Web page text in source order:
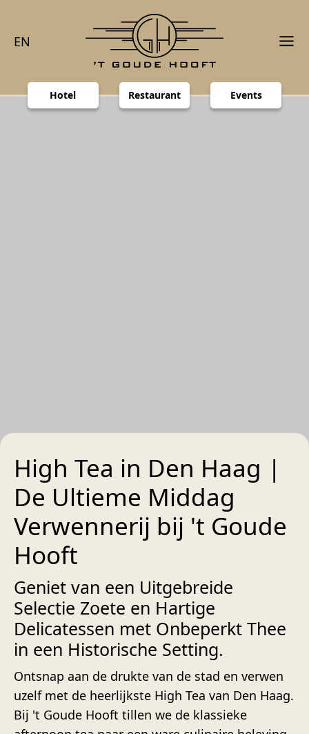
EN
Hotel Restaurant Events
High Tea in Den Haag |
De Ultieme Middag
Verwennerij bij 't Goude
Hooft
Geniet van een Uitgebreide
Selectie Zoete en Hartige
Delicatessen met Onbeperkt Thee
in een Historische Setting.
Ontsnap aan de drukte van de stad en verwen
uzelf met de heerlijkste High Tea van Den Haag.
Bij 't Goude Hooft tillen we de klassieke